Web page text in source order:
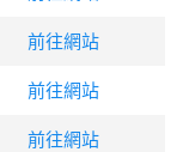
前往網站
前往網站
前往網站